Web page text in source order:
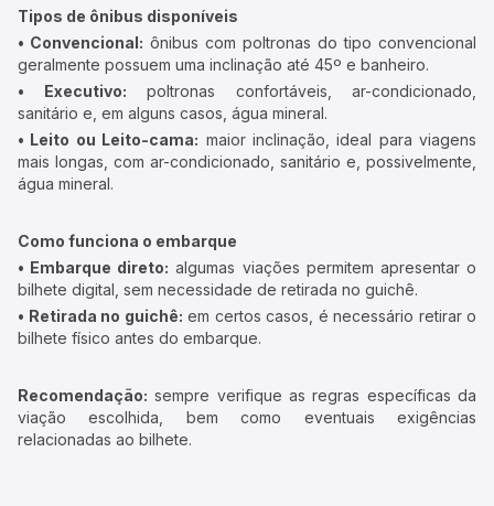
Tipos de ônibus disponíveis
• Convencional: ônibus com poltronas do tipo convencional
geralmente possuem uma inclinação até 45º e banheiro.
• Executivo: poltronas confortáveis, ar-condicionado,
sanitário e, em alguns casos, água mineral.
• Leito ou Leito-cama: maior inclinação, ideal para viagens
mais longas, com ar-condicionado, sanitário e, possivelmente,
água mineral.
Como funciona o embarque
• Embarque direto: algumas viações permitem apresentar o
bilhete digital, sem necessidade de retirada no guichê.
• Retirada no guichê: em certos casos, é necessário retirar o
bilhete físico antes do embarque.
Recomendação: sempre verifique as regras específicas da
viação escolhida, bem como eventuais exigências
relacionadas ao bilhete.